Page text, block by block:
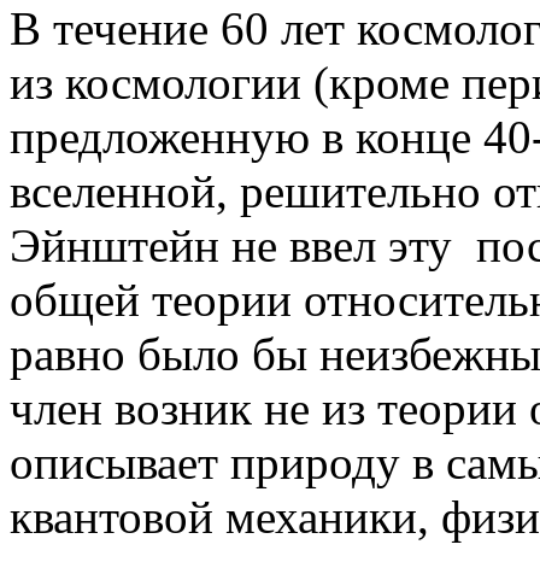
В течение 60 лет
из космологии (кроме
предложенную в конце
вселенной, решительно
Эйнштейн не ввел эту
общей теории
равно было бы
член возник не из теории
описывает природу в
квантовой механики,